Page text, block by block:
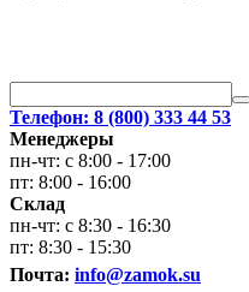
Телефон: 8 (800) 333 44 53
Менеджеры
пн-чт: с 8:00 - 17:00
пт: 8:00 - 16:00
Склад
пн-чт: с 8:30 - 16:30
пт: 8:30 - 15:30
Почта: info@zamok.su